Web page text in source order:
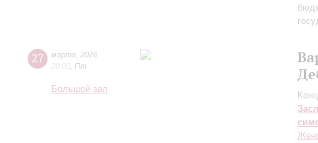
27 марта
2026
20:00 Пт
Большой зал